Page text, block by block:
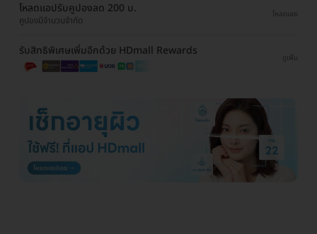
โหลดแอปรับคูปองลด 200 บ.
คูปองมีจำนวนจำกัด
โหลดเลย
รับสิทธิพิเศษเพิ่มอีกด้วย HDmall Rewards
ดูเพิ่ม